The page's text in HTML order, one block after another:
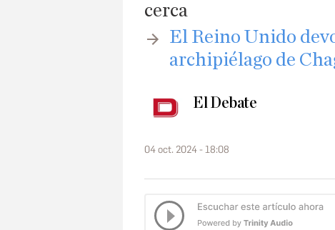
cerca
El Reino Unido
archipiélago de
El Debate
04 oct. 2024 - 18:08